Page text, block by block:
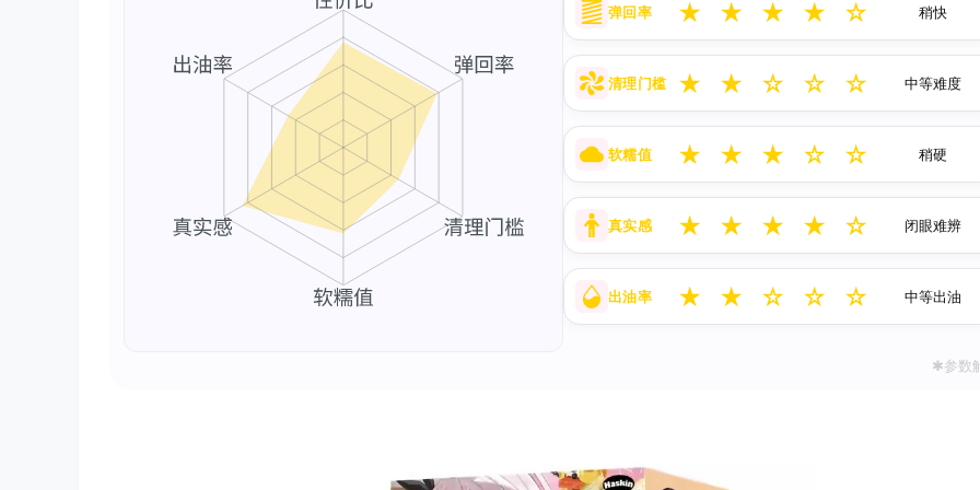
弹回率 ★ ★ ★ ★ ☆ 稍快
清理门槛 ★ ★ ☆ ☆ ☆ 中等难度
软糯值 ★ ★ ★ ☆ ☆ 稍硬
真实感 ★ ★ ★ ★ ☆ 闭眼难辨
出油率 ★ ★ ☆ ☆ ☆ 中等出油
✱参数